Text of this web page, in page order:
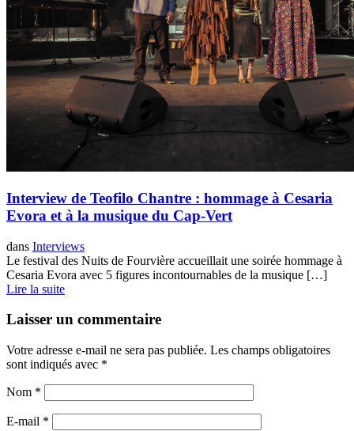
Interview de Teofilo Chantre : hommage à Cesaria
Evora et à la musique du Cap-Vert
dans Interviews
Le festival des Nuits de Fourvière accueillait une soirée hommage à
Cesaria Evora avec 5 figures incontournables de la musique […]
Lire la suite
Laisser un commentaire
Votre adresse e-mail ne sera pas publiée. Les champs obligatoires
sont indiqués avec *
Nom *
E-mail *